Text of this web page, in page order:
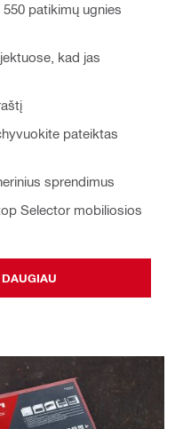
patikimų ugnies
kad jas
pateiktas
sprendimus
Selector mobiliosios